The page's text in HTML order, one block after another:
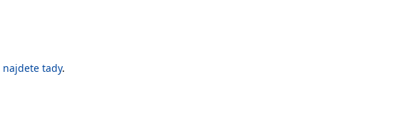
najdete tady.